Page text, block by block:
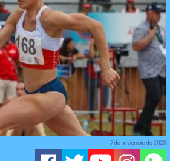
7 de noviembre de 2023